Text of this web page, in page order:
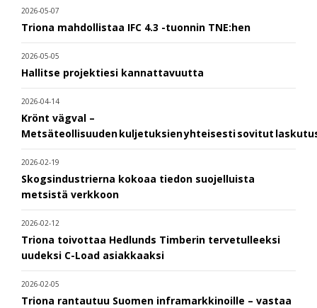
2026-05-07
Triona mahdollistaa IFC 4.3 -tuonnin TNE:hen
2026-05-05
Hallitse projektiesi kannattavuutta
2026-04-14
Krönt vägval –
Metsäteollisuuden kuljetuksien yhteisesti sovitut
2026-02-19
Skogsindustrierna kokoaa tiedon suojelluista
metsistä verkkoon
2026-02-12
Triona toivottaa Hedlunds Timberin tervetulleeksi
uudeksi C-Load asiakkaaksi
2026-02-05
Triona rantautuu Suomen inframarkkinoille – vastaa